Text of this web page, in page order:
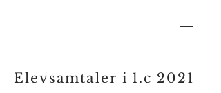
Elevsamtaler i 1.c 2021